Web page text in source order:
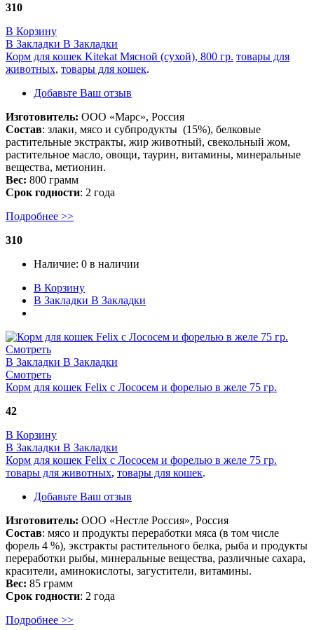
310
В Корзину
В Закладки В Закладки
Корм для кошек Kitekat Мясной (сухой), 800 гр. товары для
животных, товары для кошек.
Добавьте Ваш отзыв
Изготовитель: ООО «Марс», Россия
Состав: злаки, мясо и субпродукты (15%), белковые
растительные экстракты, жир животный, свекольный жом,
растительное масло, овощи, таурин, витамины, минеральные
вещества, метионин.
Вес: 800 грамм
Срок годности: 2 года
Подробнее >>
310
Наличие: 0 в наличии
В Корзину
В Закладки В Закладки
Смотреть
В Закладки В Закладки
Смотреть
Корм для кошек Felix с Лососем и форелью в желе 75 гр.
42
В Корзину
В Закладки В Закладки
Корм для кошек Felix с Лососем и форелью в желе 75 гр.
товары для животных, товары для кошек.
Добавьте Ваш отзыв
Изготовитель: ООО «Нестле Россия», Россия
Состав: мясо и продукты переработки мяса (в том числе
форель 4 %), экстракты растительного белка, рыба и продукты
переработки рыбы, минеральные вещества, различные сахара,
красители, аминокислоты, загустители, витамины.
Вес: 85 грамм
Срок годности: 2 года
Подробнее >>